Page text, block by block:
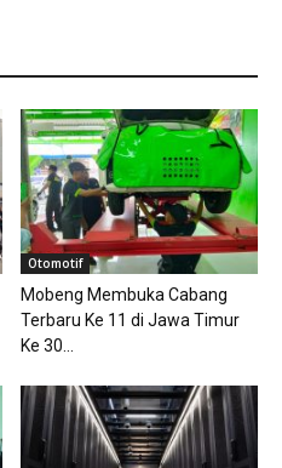
Otomotif
Mobeng Membuka Cabang
Terbaru Ke 11 di Jawa Timur
Ke 30...